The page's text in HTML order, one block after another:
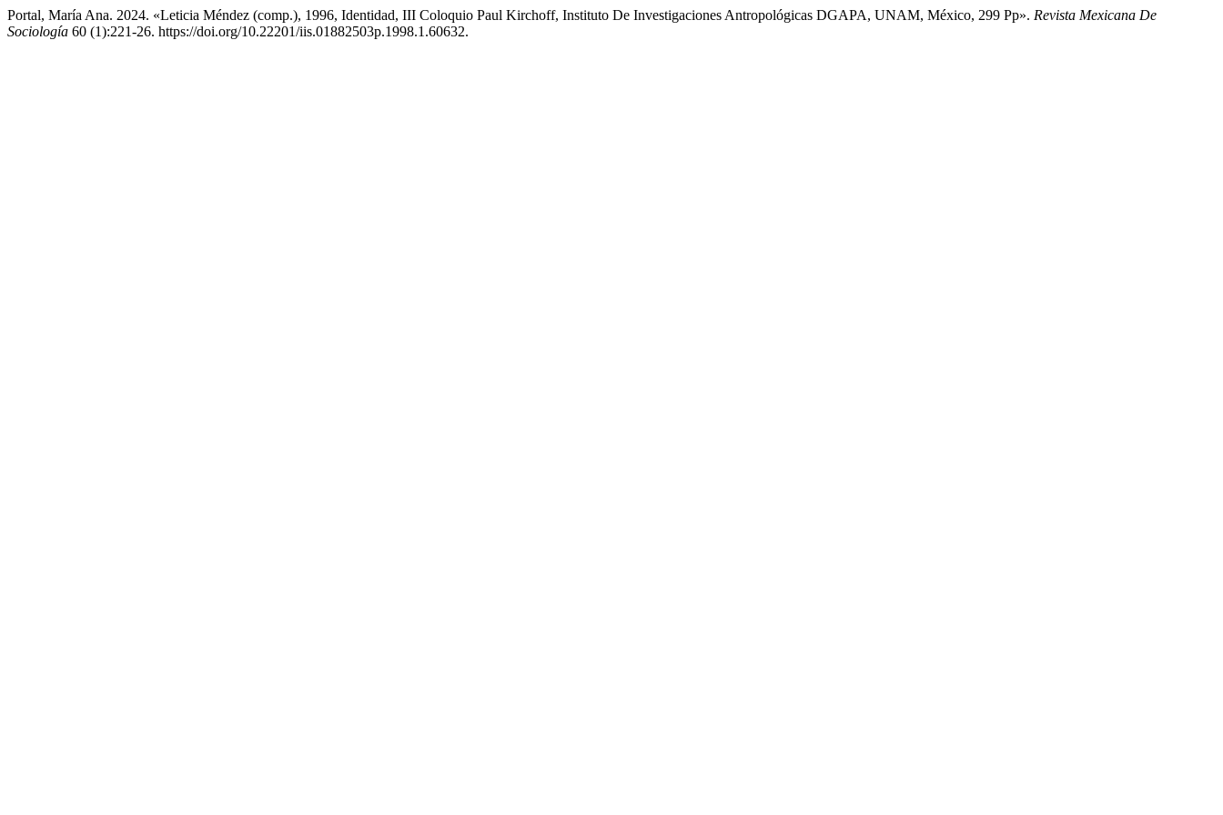
Portal, María Ana. 2024. «Leticia Méndez (comp.), 1996, Identidad, III Coloquio Paul Kirchoff, Instituto De Investigaciones Antropológicas DGAPA, UNAM, México, 299 Pp». Revista Mexicana De
Sociología 60 (1):221-26. https://doi.org/10.22201/iis.01882503p.1998.1.60632.